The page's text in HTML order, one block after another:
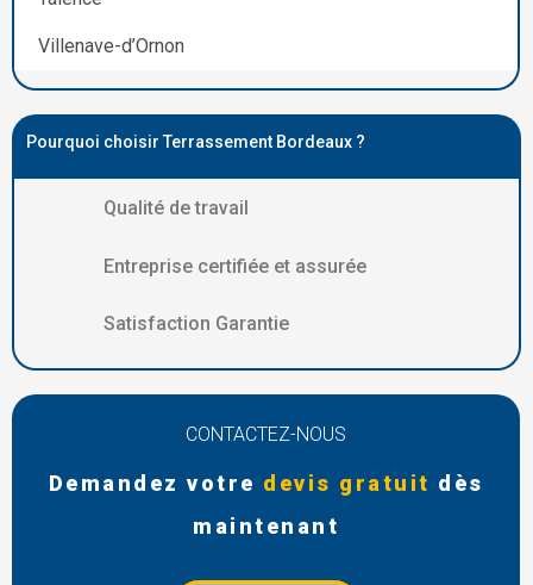
Villenave-d’Ornon
Pourquoi choisir Terrassement Bordeaux ?
Qualité de travail
Entreprise certifiée et assurée
Satisfaction Garantie
CONTACTEZ-NOUS
Demandez votre devis gratuit dès
maintenant